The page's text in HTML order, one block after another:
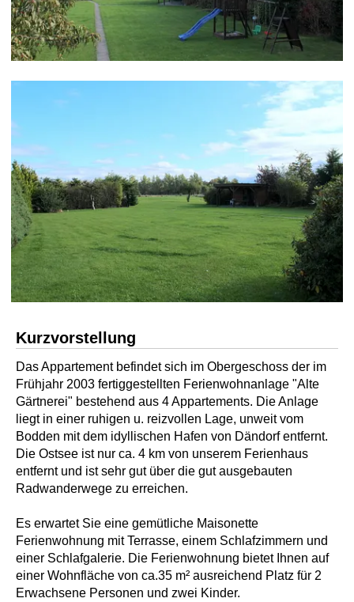
Kurzvorstellung
Das Appartement befindet sich im Obergeschoss der im
Frühjahr 2003 fertiggestellten Ferienwohnanlage "Alte
Gärtnerei" bestehend aus 4 Appartements. Die Anlage
liegt in einer ruhigen u. reizvollen Lage, unweit vom
Bodden mit dem idyllischen Hafen von Dändorf entfernt.
Die Ostsee ist nur ca. 4 km von unserem Ferienhaus
entfernt und ist sehr gut über die gut ausgebauten
Radwanderwege zu erreichen.
Es erwartet Sie eine gemütliche Maisonette
Ferienwohnung mit Terrasse, einem Schlafzimmern und
einer Schlafgalerie. Die Ferienwohnung bietet Ihnen auf
einer Wohnfläche von ca.35 m² ausreichend Platz für 2
Erwachsene Personen und zwei Kinder.